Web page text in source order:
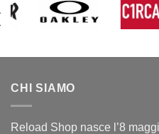
CHI SIAMO
Reload Shop nasce l’8